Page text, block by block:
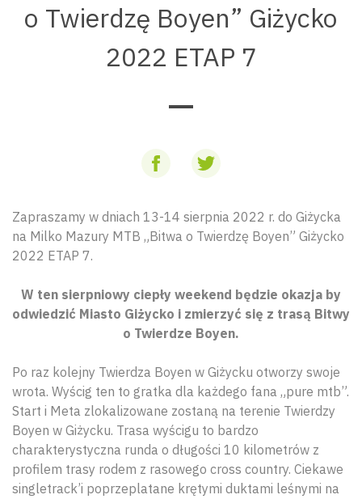
o Twierdzę Boyen” Giżycko
2022 ETAP 7
Zapraszamy w dniach 13-14 sierpnia 2022 r. do Giżycka
na Milko Mazury MTB „Bitwa o Twierdzę Boyen” Giżycko
2022 ETAP 7.
W ten sierpniowy ciepły weekend będzie okazja by
odwiedzić Miasto Giżycko i zmierzyć się z trasą Bitwy
o Twierdze Boyen.
Po raz kolejny Twierdza Boyen w Giżycku otworzy swoje
wrota. Wyścig ten to gratka dla każdego fana „pure mtb”.
Start i Meta zlokalizowane zostaną na terenie Twierdzy
Boyen w Giżycku. Trasa wyścigu to bardzo
charakterystyczna runda o długości 10 kilometrów z
profilem trasy rodem z rasowego cross country. Ciekawe
singletrack’i poprzeplatane krętymi duktami leśnymi na